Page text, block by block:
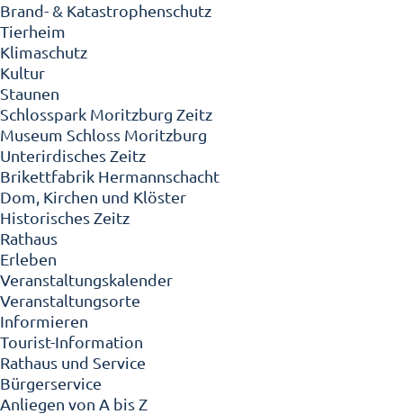
Brand- & Katastrophenschutz
Tierheim
Klimaschutz
Kultur
Staunen
Schlosspark Moritzburg Zeitz
Museum Schloss Moritzburg
Unterirdisches Zeitz
Brikettfabrik Hermannschacht
Dom, Kirchen und Klöster
Historisches Zeitz
Rathaus
Erleben
Veranstaltungskalender
Veranstaltungsorte
Informieren
Tourist-Information
Rathaus und Service
Bürgerservice
Anliegen von A bis Z